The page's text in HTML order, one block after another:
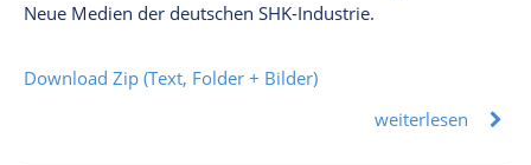
Neue Medien der deutschen SHK-Industrie.
Download Zip (Text, Folder + Bilder)
weiterlesen